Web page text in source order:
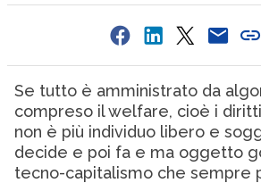
Se tutto è amministrato da
compreso il welfare, cioè i diritti
non è più individuo libero e
decide e poi fa e ma oggetto
tecno-capitalismo che sempre